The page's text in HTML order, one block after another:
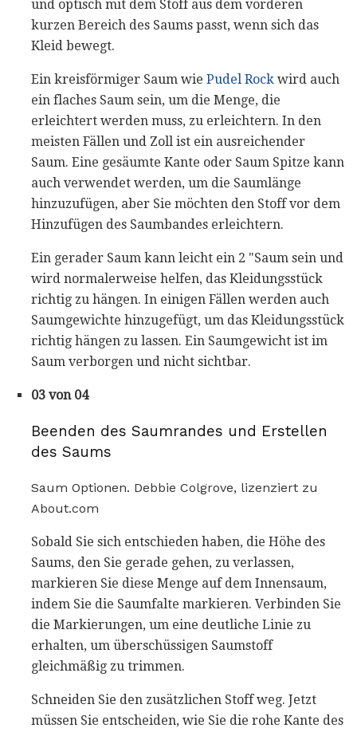
und optisch mit dem Stoff aus dem vorderen
kurzen Bereich des Saums passt, wenn sich das
Kleid bewegt.
Ein kreisförmiger Saum wie Pudel Rock wird auch
ein flaches Saum sein, um die Menge, die
erleichtert werden muss, zu erleichtern. In den
meisten Fällen und Zoll ist ein ausreichender
Saum. Eine gesäumte Kante oder Saum Spitze kann
auch verwendet werden, um die Saumlänge
hinzuzufügen, aber Sie möchten den Stoff vor dem
Hinzufügen des Saumbandes erleichtern.
Ein gerader Saum kann leicht ein 2 "Saum sein und
wird normalerweise helfen, das Kleidungsstück
richtig zu hängen. In einigen Fällen werden auch
Saumgewichte hinzugefügt, um das Kleidungsstück
richtig hängen zu lassen. Ein Saumgewicht ist im
Saum verborgen und nicht sichtbar.
03 von 04
Beenden des Saumrandes und Erstellen
des Saums
Saum Optionen. Debbie Colgrove, lizenziert zu
About.com
Sobald Sie sich entschieden haben, die Höhe des
Saums, den Sie gerade gehen, zu verlassen,
markieren Sie diese Menge auf dem Innensaum,
indem Sie die Saumfalte markieren. Verbinden Sie
die Markierungen, um eine deutliche Linie zu
erhalten, um überschüssigen Saumstoff
gleichmäßig zu trimmen.
Schneiden Sie den zusätzlichen Stoff weg. Jetzt
müssen Sie entscheiden, wie Sie die rohe Kante des